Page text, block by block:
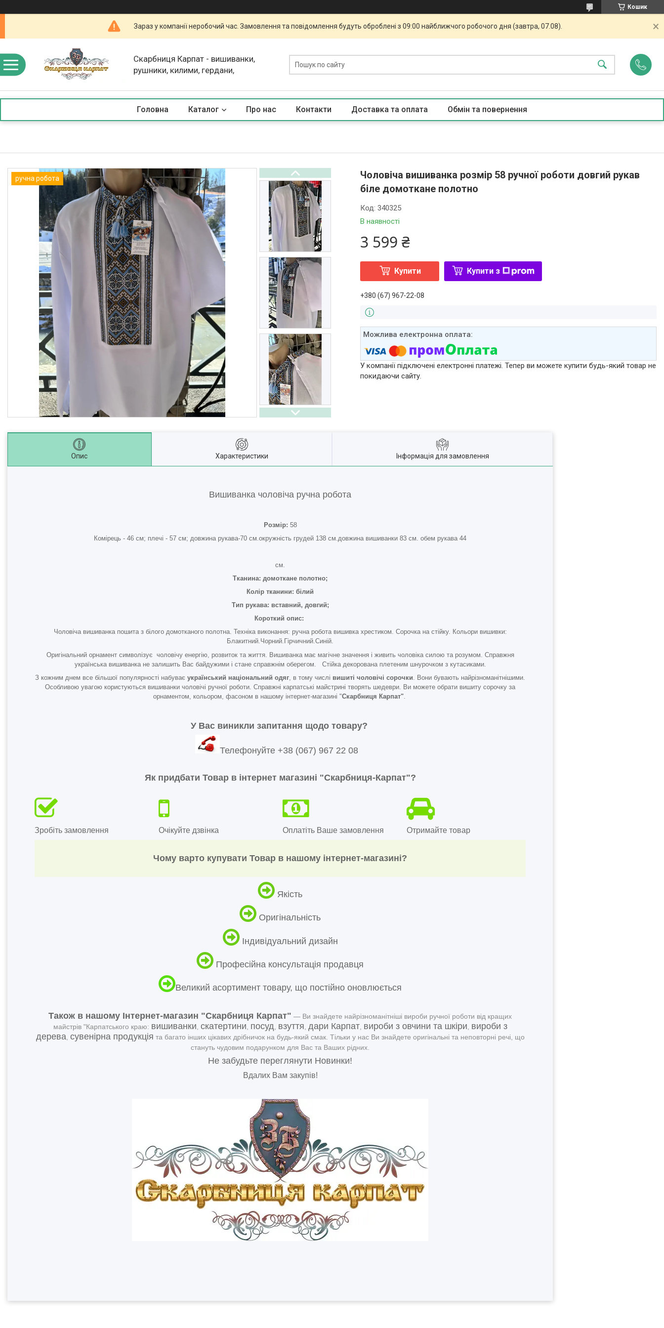
Кошик
Зараз у компанії неробочий час. Замовлення та повідомлення будуть оброблені з 09:00 найближчого робочого дня (завтра, 07.08).
Скарбниця Карпат - вишиванки,
рушники, килими, гердани,
Головна Каталог Про нас Контакти Доставка та оплата Обмін та повернення
ручна робота
Чоловіча вишиванка розмір 58 ручної роботи довгий рукав
біле домоткане полотно
В наявності
Код:340325
3 599 ₴
Купити Купити з
+380 (67) 967-22-08
У компанії підключені електронні платежі. Тепер ви можете купити будь-який товар не
покидаючи сайту.
Опис Характеристики Інформація для замовлення
Вишиванка чоловіча ручна робота
Розмір: 58
Комірець - 46 см; плечі - 57 см; довжина рукава-70 см.окружність грудей 138 см.довжина вишиванки 83 см. обем рукава 44
см.
Тканина: домоткане полотно;
Колір тканини: білий
Тип рукава: вставний, довгий;
Короткий опис:
Чоловіча вишиванка пошита з білого домотканого полотна. Техніка виконання: ручна робота вишивка хрестиком. Сорочка на стійку. Кольори вишивки:
Блакитний.Чорний.Гірчичний.Синій.
Оригінальний орнамент символізує чоловічу енергію, розвиток та життя. Вишиванка має магічне значення і живить чоловіка силою та розумом. Справжня
українська вишиванка не залишить Вас байдужими і стане справжнім оберегом. Стійка декорована плетеним шнурочком з кутасиками.
З кожним днем все більшої популярності набуває український національний одяг, в тому числі вишиті чоловічі сорочки. Вони бувають найрізноманітнішими.
Особливою увагою користуються вишиванки чоловічі ручної роботи. Справжні карпатські майстрині творять шедеври. Ви можете обрати вишиту сорочку за
орнаментом, кольором, фасоном в нашому інтернет-магазині "Скарбниця Карпат".
У Вас виникли запитання щодо товару?
Телефонуйте +38 (067) 967 22 08
Як придбати Товар в інтернет магазині "Скарбниця-Карпат"?
Зробіть замовлення Очікуйте дзвінка Оплатіть Ваше замовлення Отримайте товар
Чому варто купувати Товар в нашому інтернет-магазині?
Якість
Оригінальність
Індивідуальний дизайн
Професійна консультація продавця
Великий асортимент товару, що постійно оновлюється
Також в нашому Інтернет-магазин "Скарбниця Карпат" ― Ви знайдете найрізноманітніші вироби ручної роботи від кращих
майстрів "Карпатського краю: вишиванки скатертини посуд взуття дари Карпат, вироби з овчини та шкіри вироби з
дерева сувенірна продукція та багато інших цікавих дрібничок на будь-який смак. Тільки у нас Ви знайдете оригінальні та неповторні речі, що
стануть чудовим подарунком для Вас та Ваших рідних.
Не забудьте переглянути Новинки!
Вдалих Вам закупів!